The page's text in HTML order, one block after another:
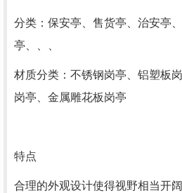
分类：保安亭、售货亭、治安亭
亭、、、
材质分类：不锈钢岗亭、铝塑板
岗亭、金属雕花板岗亭
特点
合理的外观设计使得视野相当开阔